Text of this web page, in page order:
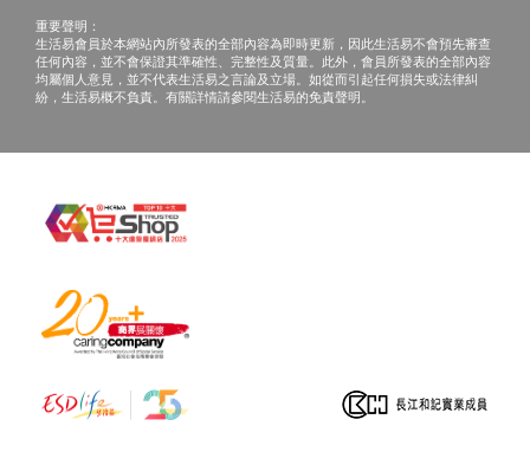
重要聲明：
生活易會員於本網站內所發表的全部內容為即時更新，因此生活易不會預先審查
任何內容，並不會保證其準確性、完整性及質量。此外，會員所發表的全部內容
均屬個人意見，並不代表生活易之言論及立場。如從而引起任何損失或法律糾
紛，生活易概不負責。有關詳情請參閱生活易的免責聲明。